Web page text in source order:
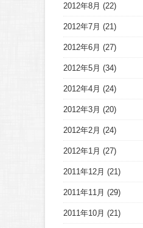
2012年8月 (22)
2012年7月 (21)
2012年6月 (27)
2012年5月 (34)
2012年4月 (24)
2012年3月 (20)
2012年2月 (24)
2012年1月 (27)
2011年12月 (21)
2011年11月 (29)
2011年10月 (21)